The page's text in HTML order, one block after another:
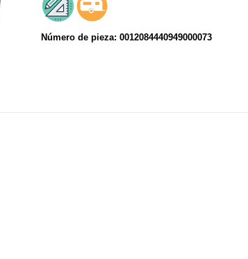
Número de pieza: 0012084440949000073